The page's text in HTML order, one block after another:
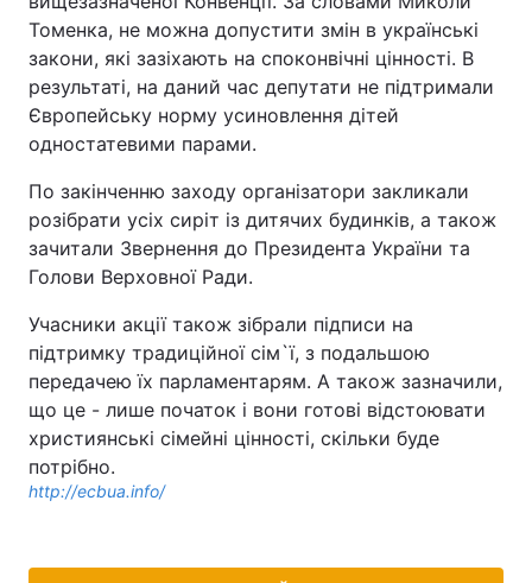
Томенка, не можна допустити змін в українські
закони, які зазіхають на споконвічні цінності. В
результаті, на даний час депутати не підтримали
Європейську норму усиновлення дітей
одностатевими парами.
По закінченню заходу організатори закликали
розібрати усіх сиріт із дитячих будинків, а також
зачитали Звернення до Президента України та
Голови Верховної Ради.
Учасники акції також зібрали підписи на
підтримку традиційної сім`ї, з подальшою
передачею їх парламентарям. А також зазначили,
що це - лише початок і вони готові відстоювати
християнські сімейні цінності, скільки буде
потрібно.
http://ecbua.info/